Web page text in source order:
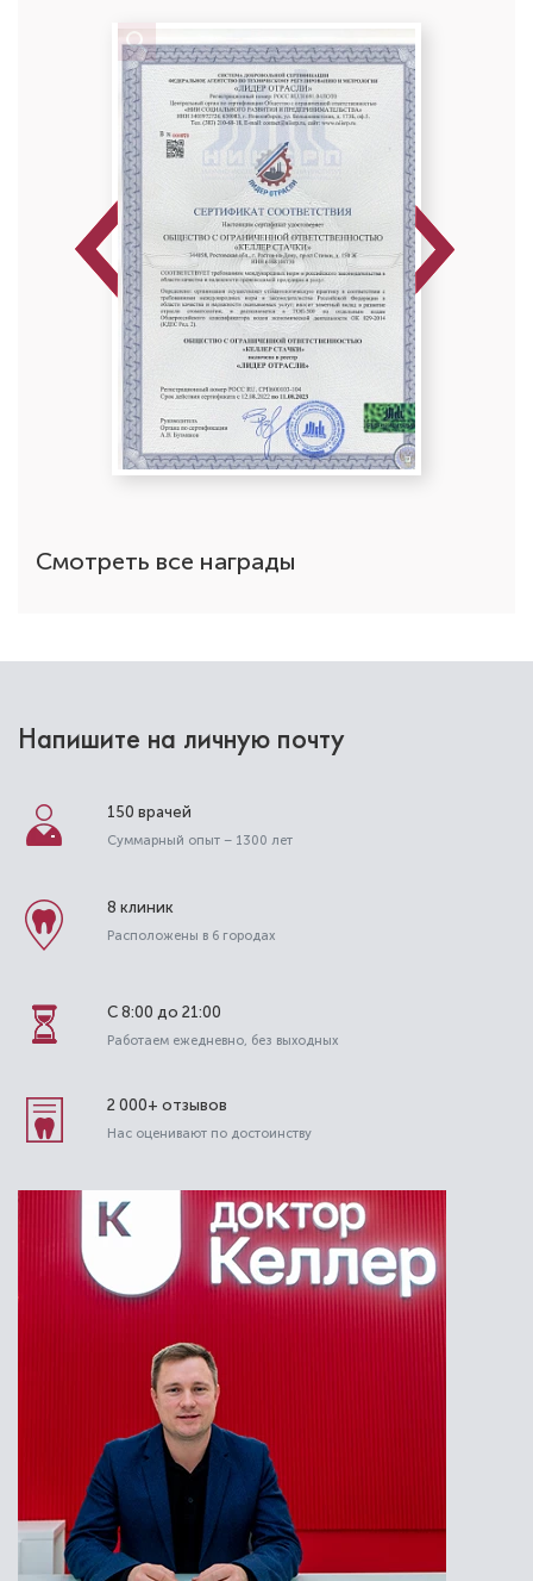
Previous Next
Смотреть все награды
Напишите на личную почту
150 врачей
Суммарный опыт – 1300 лет
8 клиник
Расположены в 6 городах
С 8:00 до 21:00
Работаем ежедневно, без выходных
2 000+ отзывов
Нас оценивают по достоинству